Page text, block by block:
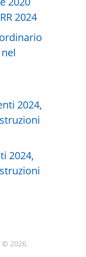
2024,
© 2026.